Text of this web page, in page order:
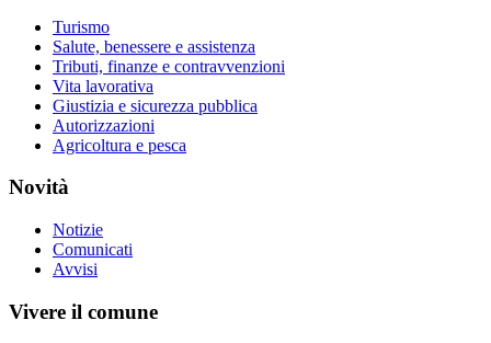
Turismo
Salute, benessere e assistenza
Tributi, finanze e contravvenzioni
Vita lavorativa
Giustizia e sicurezza pubblica
Autorizzazioni
Agricoltura e pesca
Novità
Notizie
Comunicati
Avvisi
Vivere il comune